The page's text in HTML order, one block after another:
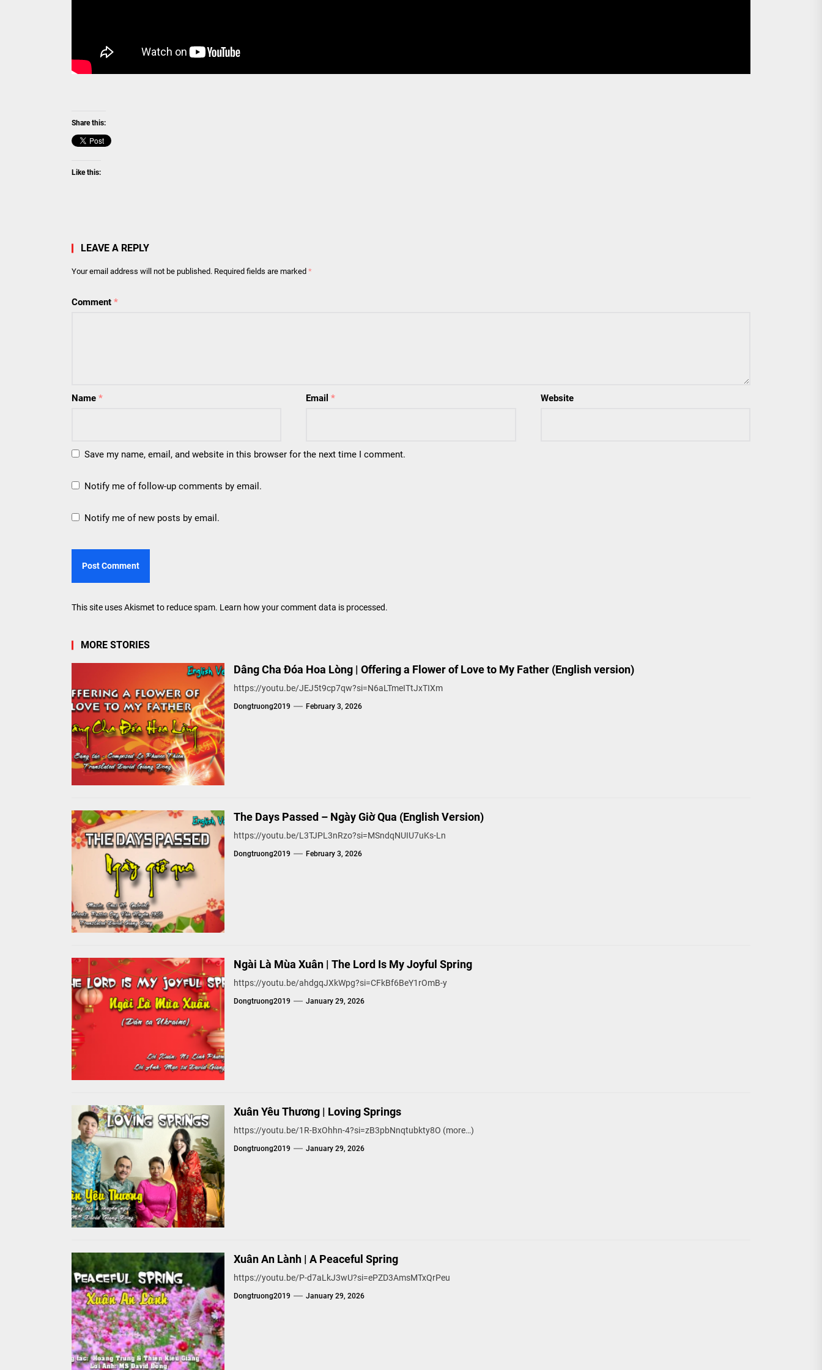
Share this:
Like this:
LEAVE A REPLY
Your email address will not be published. Required fields are marked *
Comment *
Name * Email* Website
Save my name, email, and website in this browser for the next time I comment.
Notify me of follow-up comments by email.
Notify me of new posts by email.
This site uses Akismet to reduce spam. Learn how your comment data is processed.
MORE STORIES
Dâng Cha Đóa Hoa Lòng | Offering a Flower of Love to My Father (English version)
https://youtu.be/JEJ5t9cp7qw?si=N6aLTmeITtJxTIXm
Dongtruong2019 February 3, 2026
The Days Passed – Ngày Giờ Qua (English Version)
https://youtu.be/L3TJPL3nRzo?si=MSndqNUIU7uKs-Ln
Dongtruong2019 February 3, 2026
Ngài Là Mùa Xuân | The Lord Is My Joyful Spring
https://youtu.be/ahdgqJXkWpg?si=CFkBf6BeY1rOmB-y
Dongtruong2019 January 29, 2026
Xuân Yêu Thương | Loving Springs
https://youtu.be/1R-BxOhhn-4?si=zB3pbNnqtubkty8O (more…)
Dongtruong2019 January 29, 2026
Xuân An Lành | A Peaceful Spring
https://youtu.be/P-d7aLkJ3wU?si=ePZD3AmsMTxQrPeu
Dongtruong2019 January 29, 2026